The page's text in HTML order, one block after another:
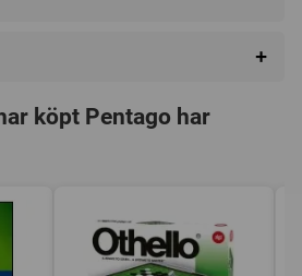
+
hemsida
köpt Pentago har